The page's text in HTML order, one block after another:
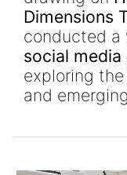
Dimensions
conducted a
social
exploring
and